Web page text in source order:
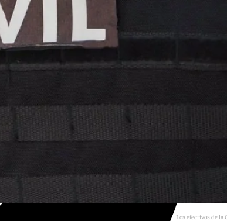
Los efectivos de la